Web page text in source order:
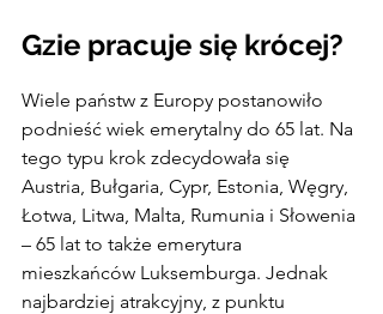
Gzie pracuje się krócej?
Wiele państw z Europy postanowiło
podnieść wiek emerytalny do 65 lat. Na
tego typu krok zdecydowała się
Austria, Bułgaria, Cypr, Estonia, Węgry,
Łotwa, Litwa, Malta, Rumunia i Słowenia
– 65 lat to także emerytura
mieszkańców Luksemburga. Jednak
najbardziej atrakcyjny, z punktu